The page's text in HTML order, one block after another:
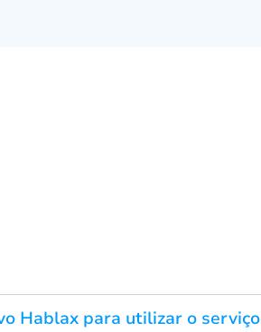
Hablax para utilizar o serviço